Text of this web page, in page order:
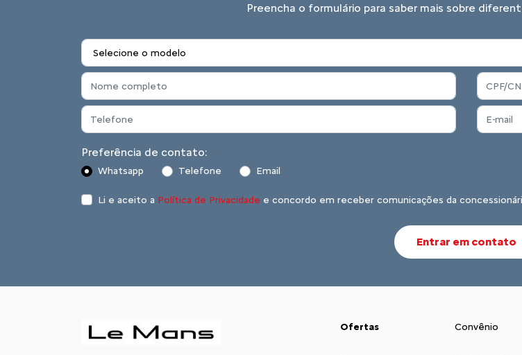
Preencha o formulário para saber mais sobre
Preferência de contato:
Whatsapp Telefone Email
Li e aceito a Política de Privacidade e concordo em receber comunicações da
Entrar em contato
Ofertas Convênio